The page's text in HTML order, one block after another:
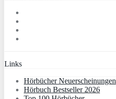
Links
Hörbücher Neuerscheinungen
Hörbuch Bestseller 2026